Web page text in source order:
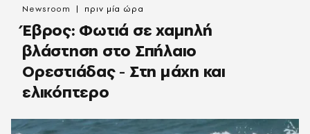
Έβρος: Φωτιά σε χαμηλή
βλάστηση στο Σπήλαιο
Ορεστιάδας - Στη μάχη και
ελικόπτερο
Newsroom πριν μία ώρα